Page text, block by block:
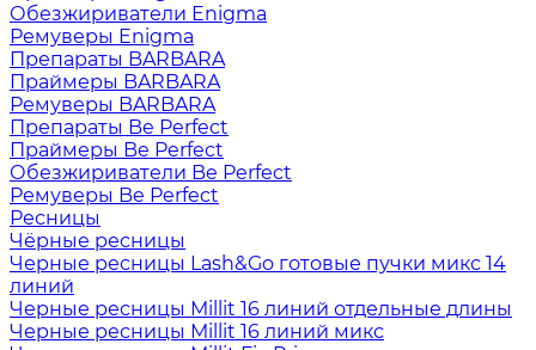
Обезжириватели Enigma
Ремуверы Enigma
Препараты BARBARA
Праймеры BARBARA
Ремуверы BARBARA
Препараты Be Perfect
Праймеры Be Perfect
Обезжириватели Be Perfect
Ремуверы Be Perfect
Ресницы
Чёрные ресницы
Черные ресницы Lash&Go готовые пучки микс 14
линий
Черные ресницы Millit 16 линий отдельные длины
Черные ресницы Millit 16 линий микс